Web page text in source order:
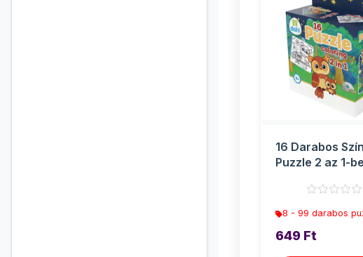
16 Darabos
Puzzle 2 az 1-
8 - 99 darabos
649 Ft